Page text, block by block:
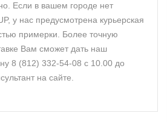
Если в вашем городе нет
у нас предусмотрена курьерская
примерки. Более точную
Вам сможет дать наш
8 (812) 332-54-08 с 10.00 до
на сайте.